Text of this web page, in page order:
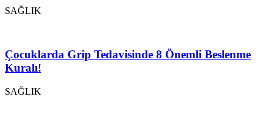
SAĞLIK
Çocuklarda Grip Tedavisinde 8 Önemli Beslenme
Kuralı!
SAĞLIK